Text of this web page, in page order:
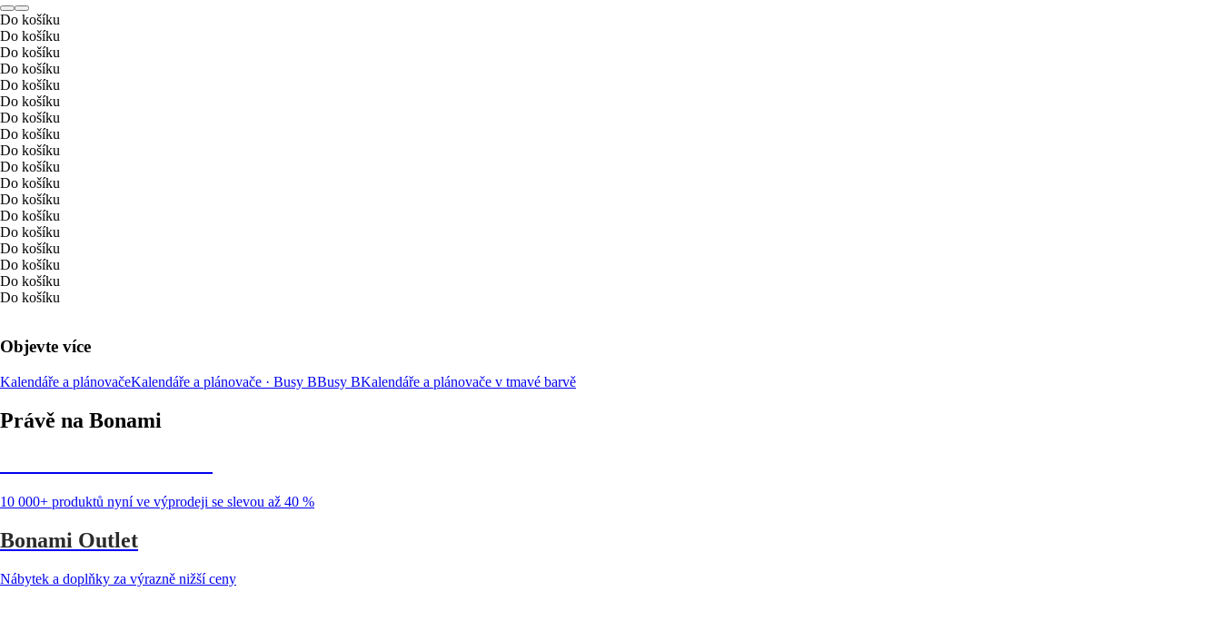
Do košíku
Do košíku
Do košíku
Do košíku
Do košíku
Do košíku
Do košíku
Do košíku
Do košíku
Do košíku
Do košíku
Do košíku
Do košíku
Do košíku
Do košíku
Do košíku
Do košíku
Do košíku
Objevte více
Kalendáře a plánovačeKalendáře a plánovače · Busy BBusy BKalendáře a plánovače v tmavé barvě
Právě na Bonami
10 000+ produktů nyní ve výprodeji se slevou až 40 %
Bonami Outlet
Nábytek a doplňky za výrazně nižší ceny